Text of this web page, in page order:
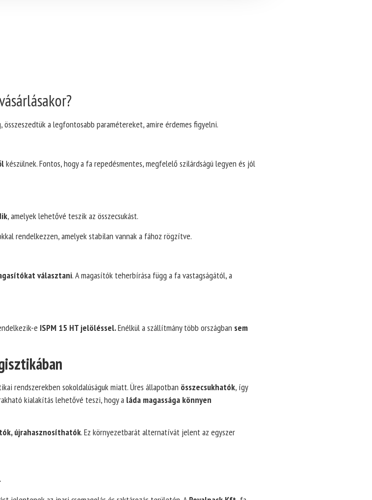
a legfontosabb paramétereket, amire érdemes figyelni.
készülnek. Fontos, hogy a fa repedésmentes, megfelelő szilárdságú legyen és jól
, amelyek lehetővé teszik az összecsukást.
rendelkezzen, amelyek stabilan vannak a fához rögzítve.
választani. A magasítók teherbírása függ a fa vastagságától, a
e ISPM 15 HT jelöléssel.Enélkül a szállítmány több országban sem
rendszerekben sokoldalúságuk miatt. Üres állapotban összecsukhatók, így
kialakítás lehetővé teszi, hogy a láda magassága könnyen
újrahasznosíthatók. Ez környezetbarát alternatívát jelent az egyszer